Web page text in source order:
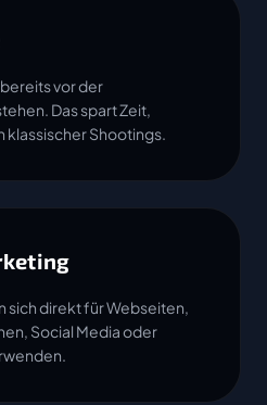
vor der
Das spart Zeit,
klassischer Shootings.
sich direkt für Webseiten,
Social Media oder